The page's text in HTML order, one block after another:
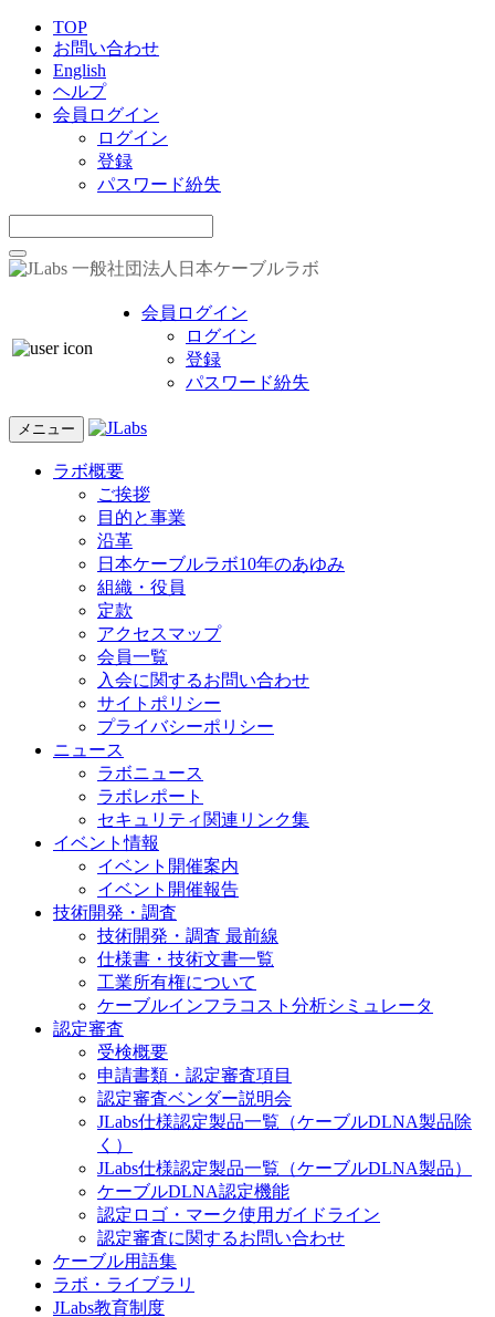
TOP
お問い合わせ
English
ヘルプ
会員ログイン
ログイン
登録
パスワード紛失
一般社団法人日本ケーブルラボ
会員ログイン
ログイン
登録
パスワード紛失
メニュー
ラボ概要
ご挨拶
目的と事業
沿革
日本ケーブルラボ10年のあゆみ
組織・役員
定款
アクセスマップ
会員一覧
入会に関するお問い合わせ
サイトポリシー
プライバシーポリシー
ニュース
ラボニュース
ラボレポート
セキュリティ関連リンク集
イベント情報
イベント開催案内
イベント開催報告
技術開発・調査
技術開発・調査 最前線
仕様書・技術文書一覧
工業所有権について
ケーブルインフラコスト分析シミュレータ
認定審査
受検概要
申請書類・認定審査項目
認定審査ベンダー説明会
JLabs仕様認定製品一覧（ケーブルDLNA製品除
く）
JLabs仕様認定製品一覧（ケーブルDLNA製品）
ケーブルDLNA認定機能
認定ロゴ・マーク使用ガイドライン
認定審査に関するお問い合わせ
ケーブル用語集
ラボ・ライブラリ
JLabs教育制度